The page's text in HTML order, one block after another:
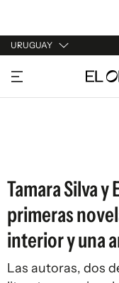
URUGUAY
URUGUAY
ARGENTINA
Tamara Silva y
primeras
interior y una
Las autoras, dos